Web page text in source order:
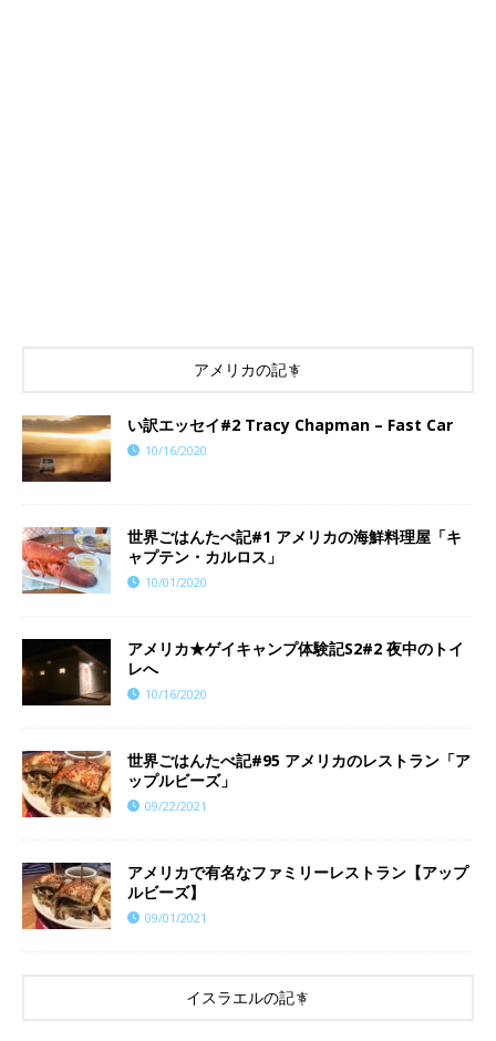
アメリカの記事
い訳エッセイ#2 Tracy Chapman – Fast Car
10/16/2020
世界ごはんたべ記#1 アメリカの海鮮料理屋「キ
ャプテン・カルロス」
10/01/2020
アメリカ★ゲイキャンプ体験記S2#2 夜中のトイ
レへ
10/16/2020
世界ごはんたべ記#95 アメリカのレストラン「ア
ップルビーズ」
09/22/2021
アメリカで有名なファミリーレストラン【アップ
ルビーズ】
09/01/2021
イスラエルの記事